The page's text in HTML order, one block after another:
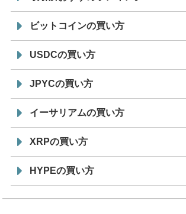
ビットコインの買い方
USDCの買い方
JPYCの買い方
イーサリアムの買い方
XRPの買い方
HYPEの買い方